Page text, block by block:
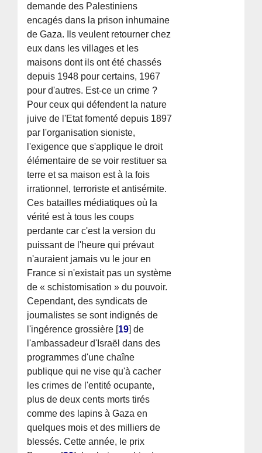
demande des Palestiniens
encagés dans la prison inhumaine
de Gaza. Ils veulent retourner chez
eux dans les villages et les
maisons dont ils ont été chassés
depuis 1948 pour certains, 1967
pour d'autres. Est-ce un crime ?
Pour ceux qui défendent la nature
juive de l'Etat fomenté depuis 1897
par l'organisation sioniste,
l'exigence que s'applique le droit
élémentaire de se voir restituer sa
terre et sa maison est à la fois
irrationnel, terroriste et antisémite.
Ces batailles médiatiques où la
vérité est à tous les coups
perdante car c'est la version du
puissant de l'heure qui prévaut
n'auraient jamais vu le jour en
France si n'existait pas un système
de « schistomisation » du pouvoir.
Cependant, des syndicats de
journalistes se sont indignés de
l'ingérence grossière [19] de
l'ambassadeur d'Israël dans des
programmes d'une chaîne
publique qui ne vise qu'à cacher
les crimes de l'entité ocupante,
plus de deux cents morts tirés
comme des lapins à Gaza en
quelques mois et des milliers de
blessés. Cette année, le prix